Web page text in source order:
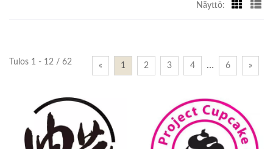
Näyttö:
Tulos 1 - 12 / 62 « 1 2 3 4 … 6 »